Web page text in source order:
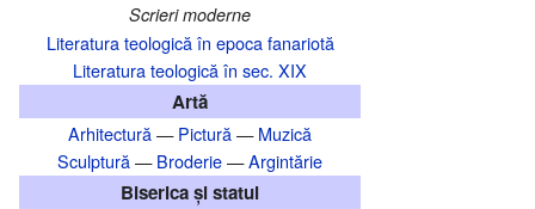
Scrieri moderne
Literatura teologică în epoca fanariotă
Literatura teologică în sec. XIX
Artă
Arhitectură—Pictură—Muzică
Sculptură—Broderie—Argintărie
Biserica și statul